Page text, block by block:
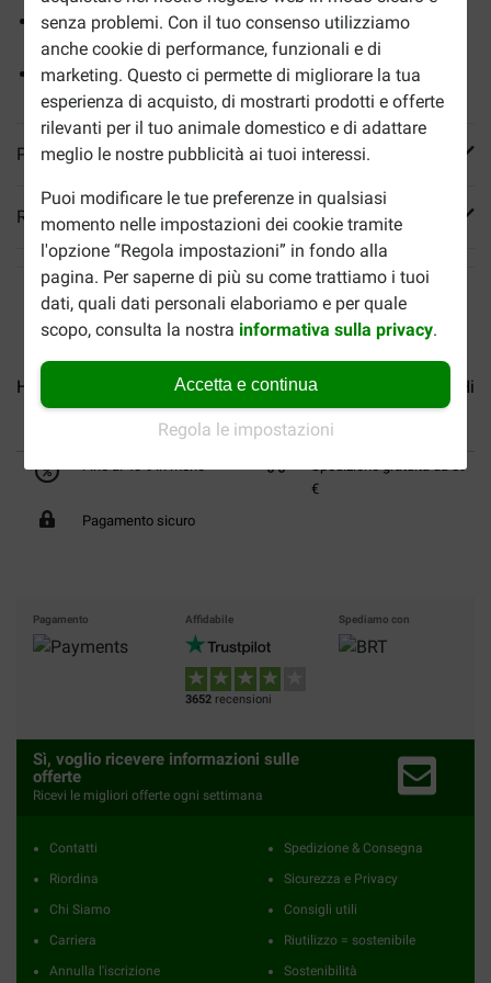
senza problemi. Con il tuo consenso utilizziamo
anche cookie di performance, funzionali e di
marketing. Questo ci permette di migliorare la tua
esperienza di acquisto, di mostrarti prodotti e offerte
rilevanti per il tuo animale domestico e di adattare
meglio le nostre pubblicità ai tuoi interessi.
Puoi modificare le tue preferenze in qualsiasi
momento nelle impostazioni dei cookie tramite
l'opzione “Regola impostazioni” in fondo alla
pagina. Per saperne di più su come trattiamo i tuoi
dati, quali dati personali elaboriamo e per quale
scopo, consulta la nostra informativa sulla privacy.
Accetta e continua
Regola le impostazioni
Apporto energetico adeguato per mantenere un peso
ideale
Con ingredienti facilmente digeribili
Più informazioni
Reviews
Hill's Adulto con manzo in... Hill's Puppy (Cucciolo)...
Spedizione gratuita da 89
€
Pagamento sicuro
Pagamento Affidabile
3652 recensioni
Spediamo con
Sì, voglio ricevere informazioni sulle
offerte
Ricevi le migliori offerte ogni settimana
Contatti
Riordina
Chi Siamo
Carriera
Annulla l'iscrizione
Spedizione & Consegna
Sicurezza e Privacy
Consigli utili
Riutilizzo = sostenibile
Sostenibilità